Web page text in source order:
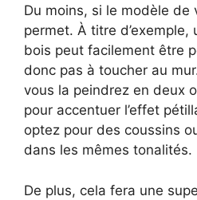
Du moins, si le modèle de
permet. À titre
bois peut facilement être
donc pas à toucher au
vous la peindrez en deux
pour accentuer l’effet
optez pour des coussins
dans les mêmes tonalités.
De plus, cela fera une